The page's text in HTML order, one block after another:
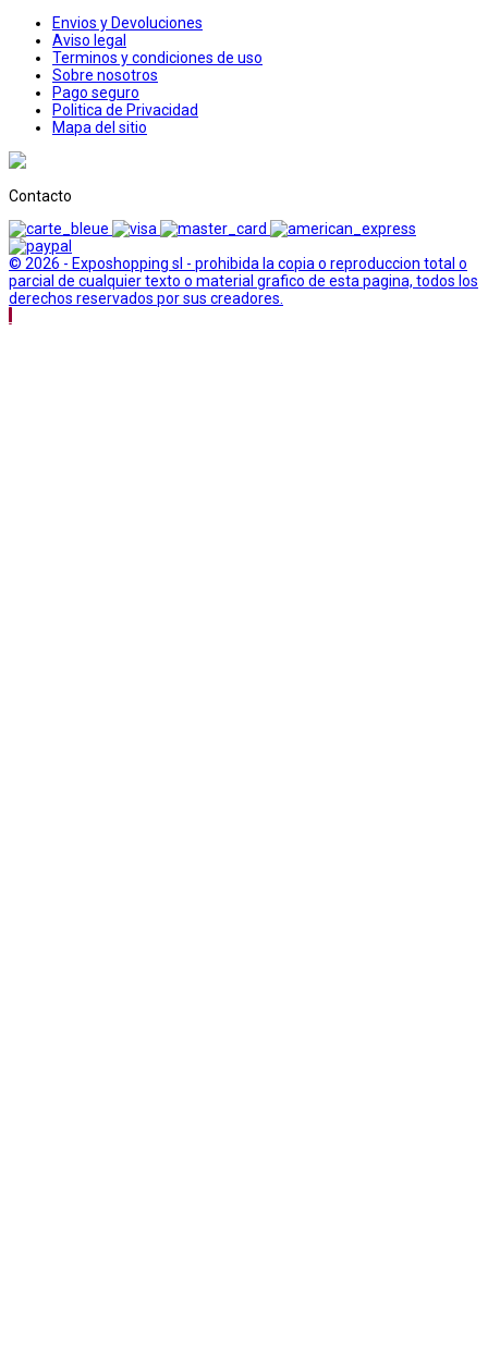
Envios y Devoluciones
Aviso legal
Terminos y condiciones de uso
Sobre nosotros
Pago seguro
Politica de Privacidad
Mapa del sitio
Contacto
© 2026 - Exposhopping sl - prohibida la copia o reproduccion total o
parcial de cualquier texto o material grafico de esta pagina, todos los
derechos reservados por sus creadores.